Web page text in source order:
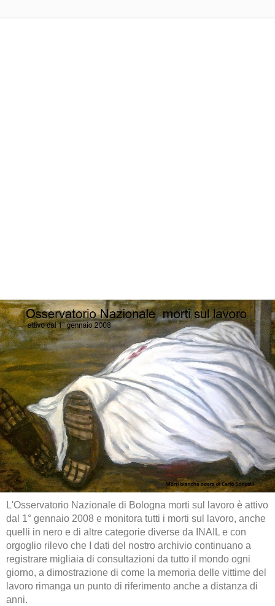
L'Osservatorio Nazionale di Bologna morti sul lavoro è attivo
dal 1° gennaio 2008 e monitora tutti i morti sul lavoro, anche
quelli in nero e di altre categorie diverse da INAIL e con
orgoglio rilevo che I dati del nostro archivio continuano a
registrare migliaia di consultazioni da tutto il mondo ogni
giorno, a dimostrazione di come la memoria delle vittime del
lavoro rimanga un punto di riferimento anche a distanza di
anni.